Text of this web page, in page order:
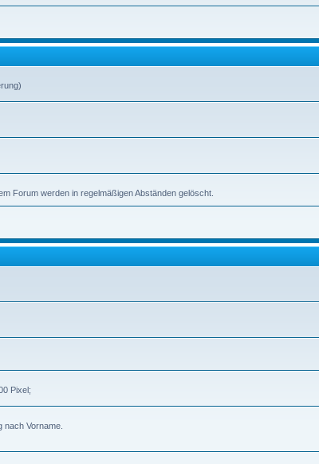
Forum werden in regelmäßigen Abständen gelöscht.
Pixel;
nach Vorname.